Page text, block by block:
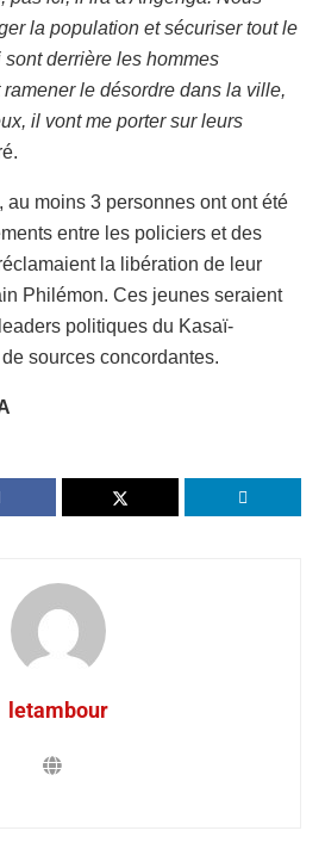
la population et sécuriser tout le
derrière les hommes
le désordre dans la ville,
il vont me porter sur leurs
moins 3 personnes ont ont été
entre les policiers et des
la libération de leur
Philémon. Ces jeunes seraient
politiques du Kasaï-
sources concordantes.
letambour